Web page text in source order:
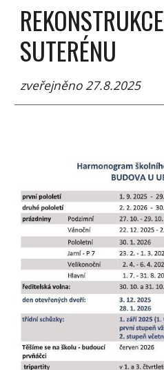
REKONSTRUKCE
SUTERÉNU
zveřejněno 27.8.2025